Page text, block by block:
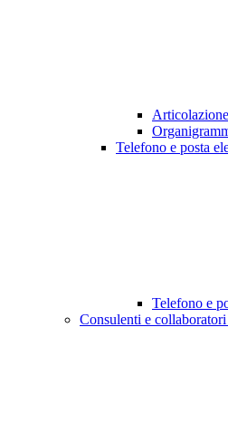
Telefono e posta
Telefono e
Consulenti e collaboratori